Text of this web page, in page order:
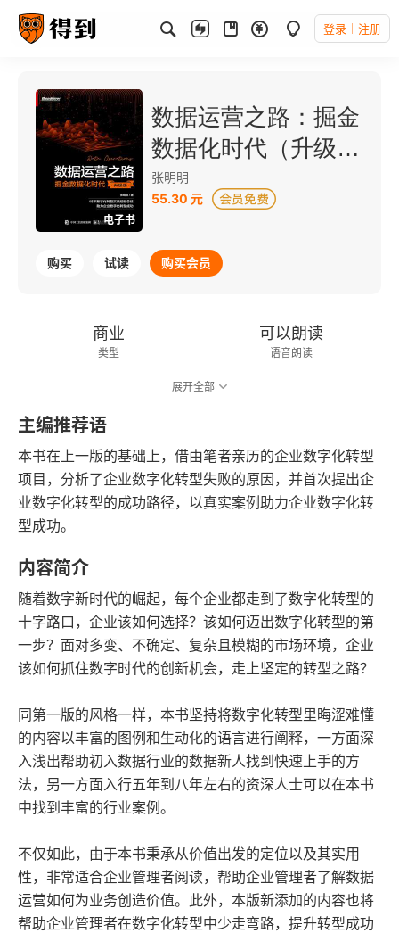
登录 注册
电子书
数据运营之路：掘金
数据化时代（升级
版）
张明明
55.30 元
购买 试读 购买会员
商业
类型
可以朗读
语音朗读
展开全部
主编推荐语
本书在上一版的基础上，借由笔者亲历的企业数字化转型
项目，分析了企业数字化转型失败的原因，并首次提出企
业数字化转型的成功路径，以真实案例助力企业数字化转
型成功。
内容简介
随着数字新时代的崛起，每个企业都走到了数字化转型的
十字路口，企业该如何选择？该如何迈出数字化转型的第
一步？面对多变、不确定、复杂且模糊的市场环境，企业
该如何抓住数字时代的创新机会，走上坚定的转型之路？
同第一版的风格一样，本书坚持将数字化转型里晦涩难懂
的内容以丰富的图例和生动化的语言进行阐释，一方面深
入浅出帮助初入数据行业的数据新人找到快速上手的方
法，另一方面入行五年到八年左右的资深人士可以在本书
中找到丰富的行业案例。
不仅如此，由于本书秉承从价值出发的定位以及其实用
性，非常适合企业管理者阅读，帮助企业管理者了解数据
运营如何为业务创造价值。此外，本版新添加的内容也将
帮助企业管理者在数字化转型中少走弯路，提升转型成功